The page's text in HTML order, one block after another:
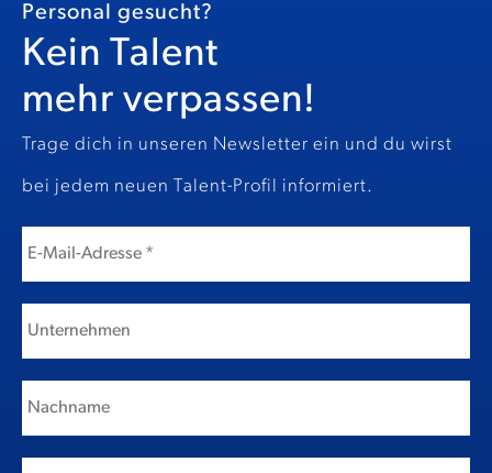
Personal gesucht?
Kein Talent
mehr verpassen!
Trage dich in unseren Newsletter ein und du wirst
bei jedem neuen Talent-Profil informiert.